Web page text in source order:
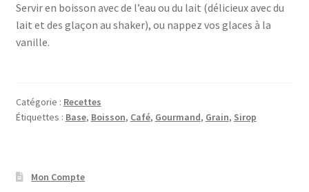
Servir en boisson avec de l’eau ou du lait (délicieux avec du
lait et des glaçon au shaker), ou nappez vos glaces à la
vanille.
Catégorie : Recettes
Étiquettes : Base, Boisson, Café, Gourmand, Grain, Sirop
Mon Compte